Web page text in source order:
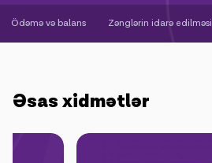
Azercell-li ol
Azercell tətbiqləri
Kampaniyalar
Ödəmə və balans Zənglərin idarə edilməsi
Əsas xidmətlər